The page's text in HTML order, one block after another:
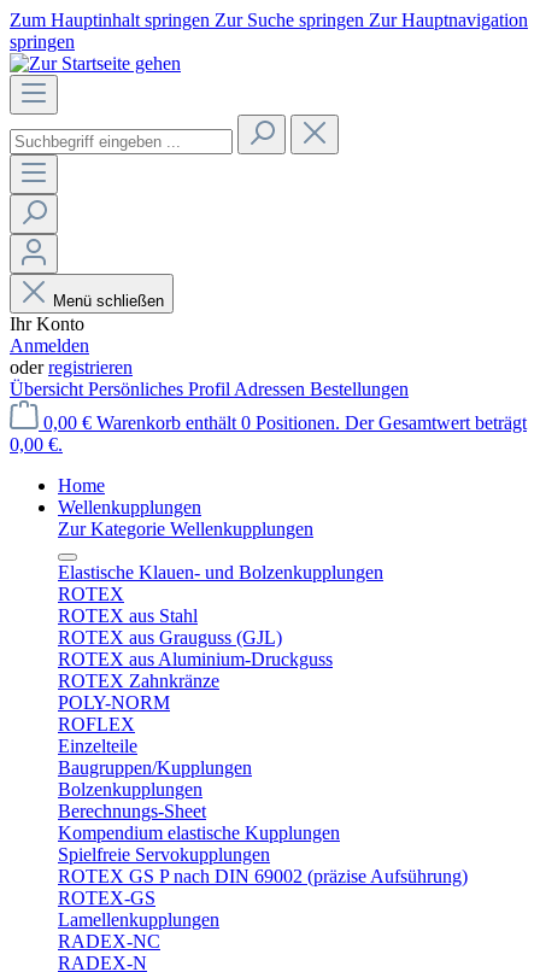
Zum Hauptinhalt springen Zur Suche springen Zur Hauptnavigation
springen
Menü schließen
Ihr Konto
Anmelden
oderregistrieren
Übersicht Persönliches Profil Adressen Bestellungen
0,00 € Warenkorb enthält 0 Positionen. Der Gesamtwert beträgt
0,00 €.
Home
Wellenkupplungen
Zur Kategorie Wellenkupplungen
Elastische Klauen- und Bolzenkupplungen
ROTEX
ROTEX aus Stahl
ROTEX aus Grauguss (GJL)
ROTEX aus Aluminium-Druckguss
ROTEX Zahnkränze
POLY-NORM
ROFLEX
Einzelteile
Baugruppen/Kupplungen
Bolzenkupplungen
Berechnungs-Sheet
Kompendium elastische Kupplungen
Spielfreie Servokupplungen
ROTEX GS P nach DIN 69002 (präzise Aufsührung)
ROTEX-GS
Lamellenkupplungen
RADEX-NC
RADEX-N